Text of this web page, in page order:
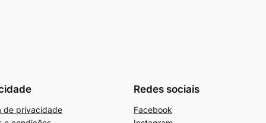
de privacidade
Redes sociais
Facebook